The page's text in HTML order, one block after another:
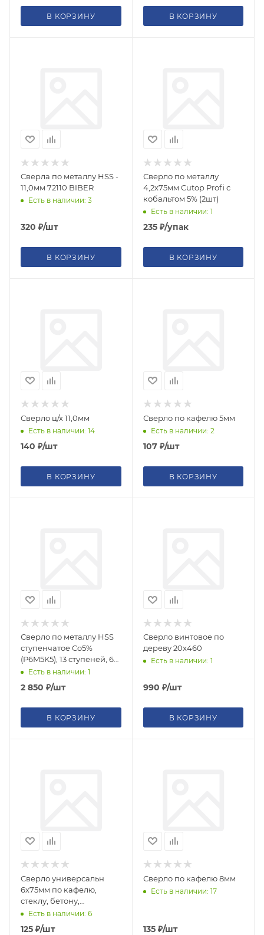
В КОРЗИНУ В КОРЗИНУ
Сверла по металлу HSS -
11,0мм 72110 BIBER
Есть в наличии: 3
320 ₽/шт
В КОРЗИНУ
Сверло по металлу
4,2х75мм Cutop Profi с
кобальтом 5% (2шт)
Есть в наличии: 1
235₽/упак
В КОРЗИНУ
Сверло ц/х 11,0мм
Есть в наличии: 14
140 ₽/шт
В КОРЗИНУ
Сверло по кафелю 5мм
Есть в наличии: 2
107₽/шт
В КОРЗИНУ
Сверло по металлу HSS
ступенчатое Co5%
(P6M5K5), 13 ступеней, 6-
30мм спиральн профиль
Есть в наличии: 1
2 850 ₽/шт
В КОРЗИНУ
Сверло винтовое по
дереву 20x460
Есть в наличии: 1
990 ₽/шт
В КОРЗИНУ
Сверло универсальн
6х75мм по кафелю,
стеклу, бетону,
шестигран U-хвостик
под биту
Есть в наличии: 6
125 ₽/шт
Сверло по кафелю 8мм
Есть в наличии: 17
135₽/шт